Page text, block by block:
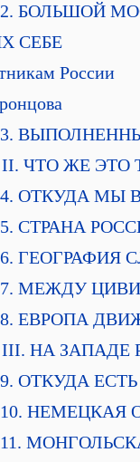
2. БОЛЬШОЙ
СЕБЕ
России
3.
II. ЧТО ЖЕ
4. ОТКУДА МЫ
5. СТРАНА
6. ГЕОГРАФИЯ
7. МЕЖДУ
8. ЕВРОПА
III. НА ЗАПАДЕ
9. ОТКУДА
10. НЕМЕЦКАЯ
11.